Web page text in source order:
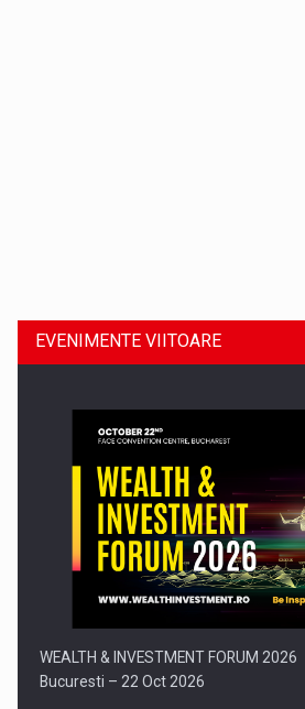
Comunicat de presa: Joburile part-
EVENIMENTE VIITOARE
WEALTH & INVESTMENT FORUM 2026
Bucuresti – 22 Oct 2026